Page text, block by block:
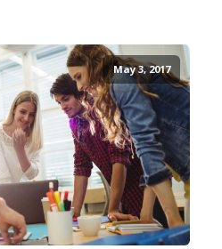
May 3, 2017